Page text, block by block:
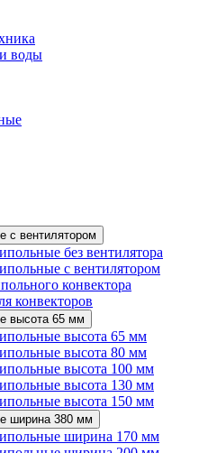
воды
с вентилятором
без вентилятора
с вентилятором
конвектора
конвекторов
высота 65 мм
высота 65 мм
высота 80 мм
высота 100 мм
высота 130 мм
высота 150 мм
ширина 380 мм
ширина 170 мм